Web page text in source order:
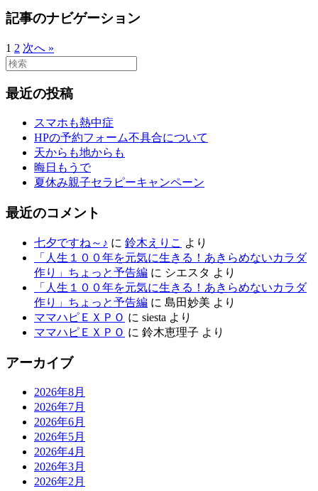
記事のナビゲーション
1 2 次へ »
最近の投稿
スマホも熱中症
HPの予約フォーム不具合について
天からも地からも
晦日もうで
夏休み親子セラピーキャンペーン
最近のコメント
七夕ですね～♪ に 鈴木えりこ より
「人生１００年を元気に生きる！あきらめないカラダ
作り」ちょっと予告編 に シエスタ より
「人生１００年を元気に生きる！あきらめないカラダ
作り」ちょっと予告編 に 島田妙美 より
ママハピＥＸＰＯ に siesta より
ママハピＥＸＰＯ に 鈴木恵理子 より
アーカイブ
2026年8月
2026年7月
2026年6月
2026年5月
2026年4月
2026年3月
2026年2月